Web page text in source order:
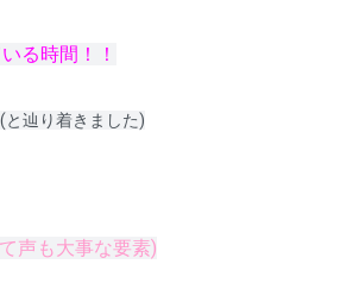
る時間！！
辿り着きました)
声も大事な要素)